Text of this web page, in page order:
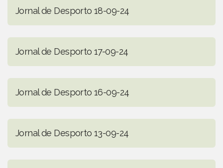
Jornal de Desporto 18-09-24
Jornal de Desporto 17-09-24
Jornal de Desporto 16-09-24
Jornal de Desporto 13-09-24